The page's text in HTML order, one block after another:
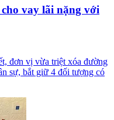
vay lãi nặng với
đơn vị vừa triệt xóa đường
sự, bắt giữ 4 đối tượng có